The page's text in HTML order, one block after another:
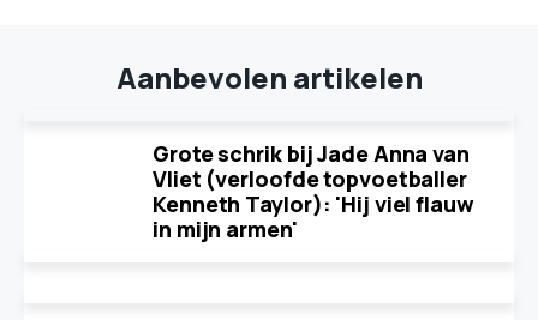
Aanbevolen artikelen
Grote schrik bij Jade Anna van
Vliet (verloofde topvoetballer
Kenneth Taylor): 'Hij viel flauw
in mijn armen'